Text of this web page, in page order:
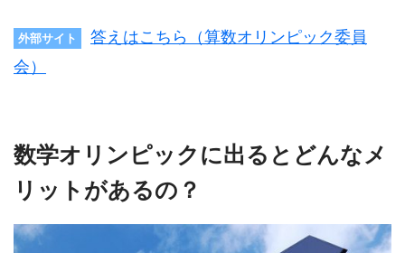
外部サイト
答えはこちら（算数オリンピック委員
会）
数学オリンピックに出るとどんなメ
リットがあるの？